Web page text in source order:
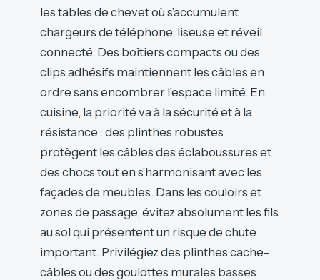
les tables de chevet où s’accumulent
chargeurs de téléphone, liseuse et réveil
connecté. Des boîtiers compacts ou des
clips adhésifs maintiennent les câbles en
ordre sans encombrer l’espace limité. En
cuisine, la priorité va à la sécurité et à la
résistance : des plinthes robustes
protègent les câbles des éclaboussures et
des chocs tout en s’harmonisant avec les
façades de meubles. Dans les couloirs et
zones de passage, évitez absolument les fils
au sol qui présentent un risque de chute
important. Privilégiez des plinthes cache-
câbles ou des goulottes murales basses